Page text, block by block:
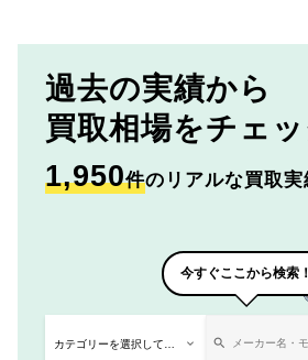
過去の実績から
買取相場をチェッ
1,950件のリアルな買取実
今すぐここから検索！